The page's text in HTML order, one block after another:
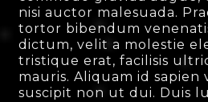
nisi auctor malesuada.
tortor bibendum
dictum, velit a molestie
tristique erat, facilisis
mauris. Aliquam id sapien
suscipit non ut dui. Duis